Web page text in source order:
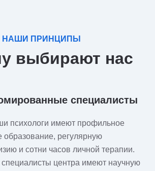
НАШИ ПРИНЦИПЫ
выбирают нас
специалисты
психологи имеют профильное
регулярную
и сотни часов личной терапии.
специалисты центра имеют научную